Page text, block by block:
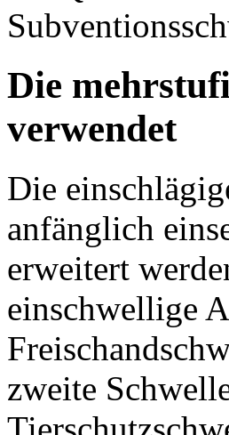
Die
verwendet
Die
anfänglich
erweitert
einschwellige
zweite